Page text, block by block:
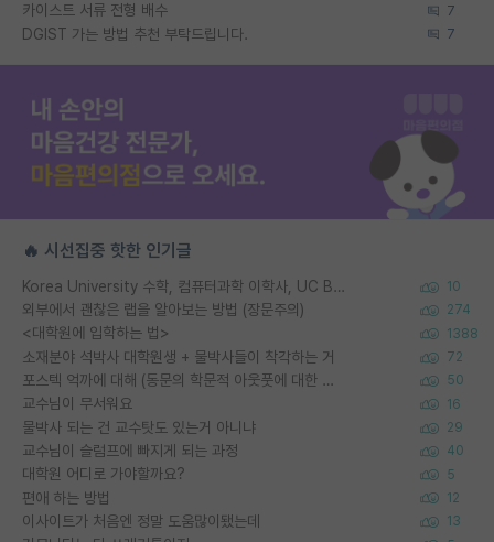
카이스트 서류 전형 배수 7
DGIST 가는 방법 추천 부탁드립니다. 7
🔥 시선집중 핫한 인기글
Korea University 수학, 컴퓨터과학 이학사, UC Berkeley 산업공학 대학원 공학박사가 되는 것은 쉽지 않겠죠? 10
외부에서 괜찮은 랩을 알아보는 방법 (장문주의) 274
<대학원에 입학하는 법> 1388
소재분야 석박사 대학원생 + 물박사들이 착각하는 거 72
포스텍 억까에 대해 (동문의 학문적 아웃풋에 대한 반박) 50
교수님이 무서워요 16
물박사 되는 건 교수탓도 있는거 아니냐 29
교수님이 슬럼프에 빠지게 되는 과정 40
대학원 어디로 가야할까요? 5
편애 하는 방법 12
이사이트가 처음엔 정말 도움많이됐는데 13